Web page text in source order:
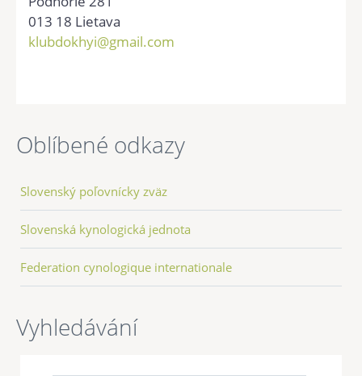
013 18 Lietava
klubdokhyi@gmail.com
Oblíbené odkazy
Slovenský poľovnícky zväz
Slovenská kynologická jednota
Federation cynologique internationale
Vyhledávání